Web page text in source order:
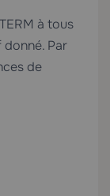
à tous
Par
de